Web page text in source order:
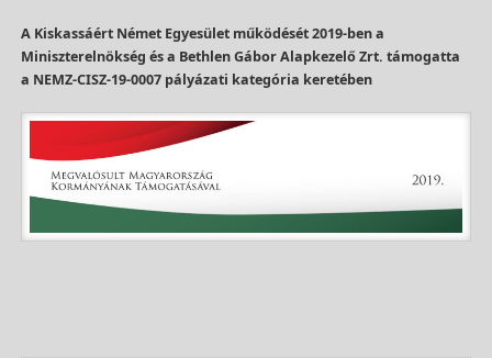
A Kiskassáért Német Egyesület működését 2019-ben a
Miniszterelnökség és a Bethlen Gábor Alapkezelő Zrt. támogatta
a NEMZ-CISZ-19-0007 pályázati kategória keretében